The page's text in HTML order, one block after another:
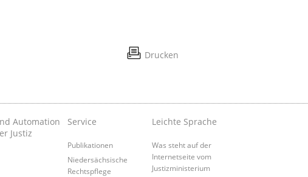
Drucken
Automation
Justiz
Service
Publikationen
Niedersächsische
Rechtspflege
Leichte Sprache
Was steht auf der
Internetseite vom
Justizministerium